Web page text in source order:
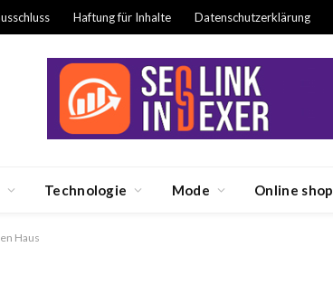
Haftung für Inhalte Datenschutzerklärung
Technologie Mode Online shop
Haus